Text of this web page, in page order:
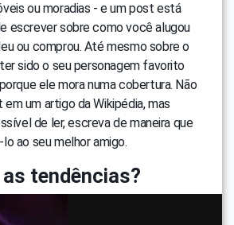
ou moradias - e um post está
escrever sobre como você alugou
ou comprou. Até mesmo sobre o
sido o seu personagem favorito
ele mora numa cobertura. Não
um artigo da Wikipédia, mas
de ler, escreva de maneira que
ao seu melhor amigo.
tendências?